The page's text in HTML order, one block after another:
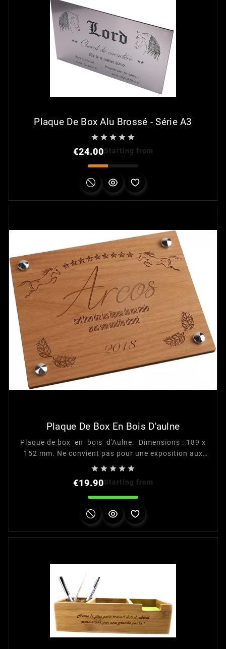
Plaque De Box Alu Brossé - Série A3
    
€24.00Starting from
Plaque De Box En Bois D'aulne
Plaque de box en bois d'Aulne. Dimensions : 189 x
152 mm. Ne convient pas pour une exposition aux
intempéries.
    
€19.90Starting from